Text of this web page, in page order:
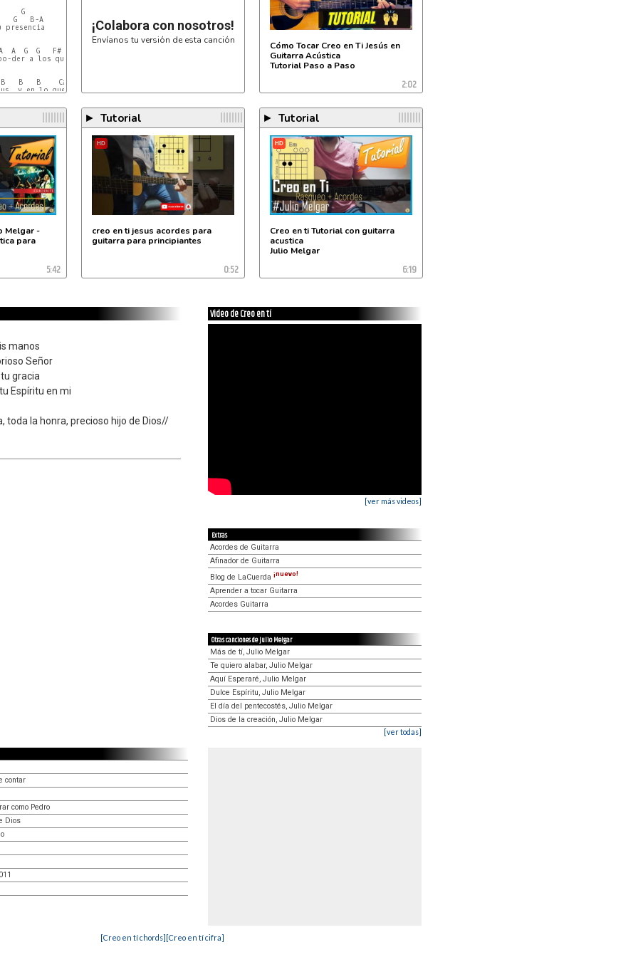
G
G   B-A
A  G  G   F#  E  E   A  A
der a los que estamos a-qui
B   B    C#  D    C# F# B
y en lo que haras e-en mi//
¡Colabora con nosotros!
Envíanos tu versión de esta canción
Cómo Tocar Creo en Ti Jesús en
Guitarra Acústica
Tutorial Paso a Paso
2:02
Melgar -
para
5:42
► Tutorial
HD
creo en ti jesus acordes para
guitarra para principiantes
0:52
► Tutorial
HD
Creo en ti Tutorial con guitarra
acustica
Julio Melgar
6:19
manos
Señor
gracia
Espíritu en mi
toda la honra, precioso hijo de Dios//
Video de Creo en tí
[ver más videos]
Extras
Acordes de Guitarra
Afinador de Guitarra
Blog de LaCuerda ¡nuevo!
Aprender a tocar Guitarra
Acordes Guitarra
Otras canciones de Julio Melgar
Más de tí, Julio Melgar
Te quiero alabar, Julio Melgar
Aquí Esperaré, Julio Melgar
Dulce Espíritu, Julio Melgar
El día del pentecostés, Julio Melgar
Dios de la creación, Julio Melgar
[ver todas]
contar
como Pedro
Dios
[Creo en tí chords][Creo en tí cifra]